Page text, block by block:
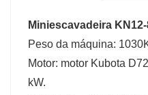
Para distribuidor
Forneceremos
qualidade para seus
Miniescavadeira
Peso da máquina:
Motor: motor Kubota
kW.